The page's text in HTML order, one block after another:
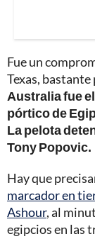
Fue un
Texas, bastante
Australia fue
pórtico de
La pelota
Tony Popovic.
Hay que
marcador en
Ashour, al
egipcios en las